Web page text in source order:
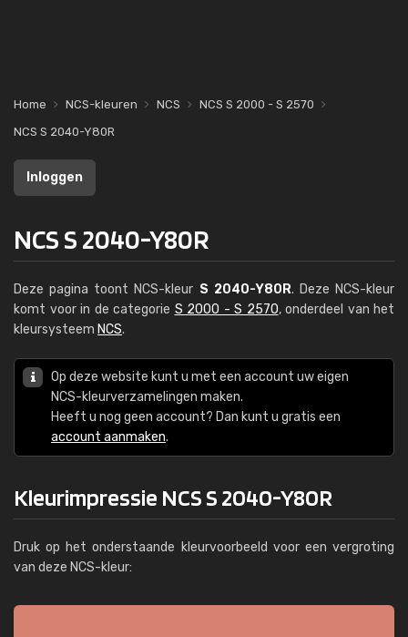
Home NCS-kleuren NCS
NCS S 2000 - S 2570
NCS S 2040-Y80R
Inloggen
NCS S 2040-Y80R
Deze pagina toont NCS-kleur S 2040-Y80R. Deze NCS-kleur
komt voor in de categorie S 2000 - S 2570, onderdeel van het
kleursysteem NCS.
Op deze website kunt u met een account uw eigen
NCS-kleurverzamelingen maken.
Heeft u nog geen account? Dan kunt u gratis een
account aanmaken.
Kleurimpressie NCS S 2040-Y80R
Druk op het onderstaande kleurvoorbeeld voor een vergroting
van deze NCS-kleur: